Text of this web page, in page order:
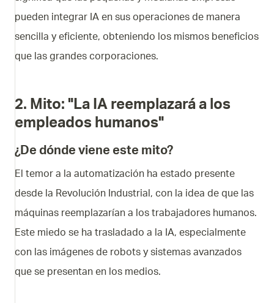
pueden integrar IA en sus operaciones de manera
sencilla y eficiente, obteniendo los mismos beneficios
que las grandes corporaciones.
2. Mito: "La IA reemplazará a los
empleados humanos"
¿De dónde viene este mito?
El temor a la automatización ha estado presente
desde la Revolución Industrial, con la idea de que las
máquinas reemplazarían a los trabajadores humanos.
Este miedo se ha trasladado a la IA, especialmente
con las imágenes de robots y sistemas avanzados
que se presentan en los medios.